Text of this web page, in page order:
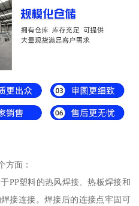
方面：
PP塑料的热风焊接、热板焊接和
接连接。焊接后的连接点牢固可